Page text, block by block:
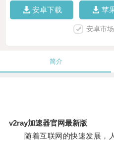
安卓下载 苹
安卓市
简介
v2ray加速器官网最新版
随着互联网的快速发展，